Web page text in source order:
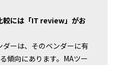
較には「IT review」がお
ダーは、そのベンダーに有
傾向にあります。MAツー